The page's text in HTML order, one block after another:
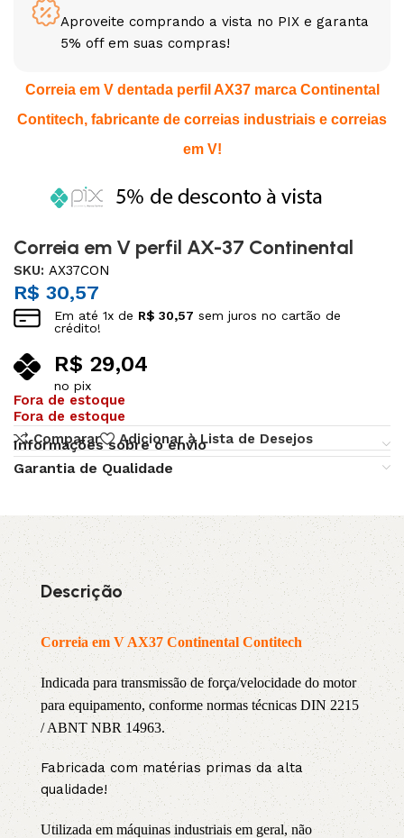
Aproveite comprando a vista no PIX e garanta
5% off em suas compras!
Correia em V dentada perfil AX37 marca Continental
Contitech, fabricante de correias industriais e correias
em V!
Correia em V perfil AX-37 Continental
SKU:AX37CON
R$ 30,57
Em até1x de R$ 30,57 sem juros no cartão de
crédito!
R$ 29,04
no pix
Fora de estoque
Fora de estoque
Comparar
Adicionar à Lista de Desejos
Informações sobre o envio
Garantia de Qualidade
Descrição
Correia em V AX37 Continental Contitech
Indicada para transmissão de força/velocidade do motor
para equipamento, conforme normas técnicas DIN 2215
/ ABNT NBR 14963.
Fabricada com matérias primas da alta
qualidade!
Utilizada em máquinas industriais em geral, não